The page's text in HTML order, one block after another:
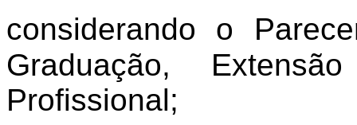
considerando o
Graduação,
Profissional;